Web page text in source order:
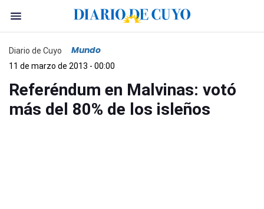
Diario de Cuyo Mundo
11 de marzo de 2013 - 00:00
Referéndum en Malvinas: votó
más del 80% de los isleños